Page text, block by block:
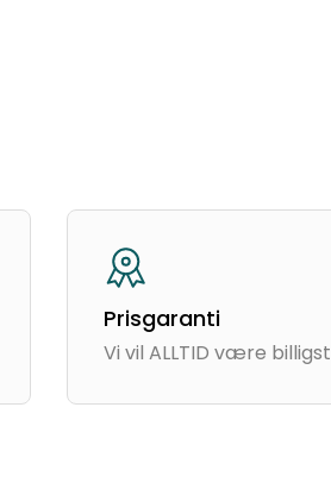
Prisgaranti
Vi vil ALLTID være billigst